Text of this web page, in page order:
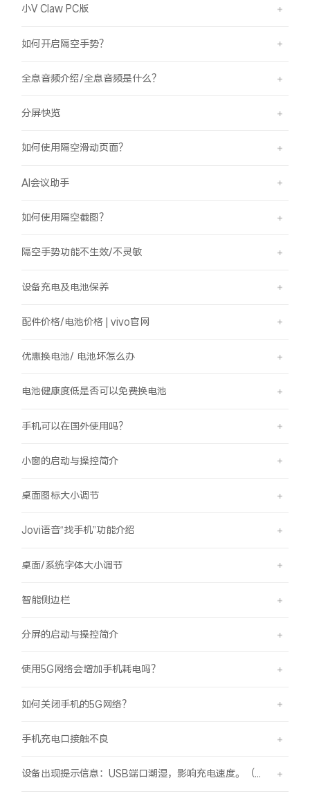
小V Claw PC版
如何开启隔空手势？
全息音频介绍/全息音频是什么？
分屏快览
如何使用隔空滑动页面？
AI会议助手
如何使用隔空截图？
隔空手势功能不生效/不灵敏
设备充电及电池保养
配件价格/电池价格 | vivo官网
优惠换电池/ 电池坏怎么办
电池健康度低是否可以免费换电池
手机可以在国外使用吗？
小窗的启动与操控简介
桌面图标大小调节
Jovi语音“找手机”功能介绍
桌面/系统字体大小调节
智能侧边栏
分屏的启动与操控简介
使用5G网络会增加手机耗电吗？
如何关闭手机的5G网络？
手机充电口接触不良
设备出现提示信息：USB端口潮湿，影响充电速度。（伴随“滴滴”提示音）